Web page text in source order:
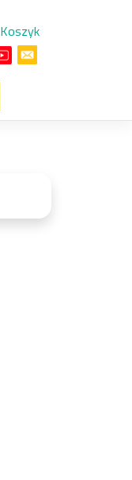
Koszyk